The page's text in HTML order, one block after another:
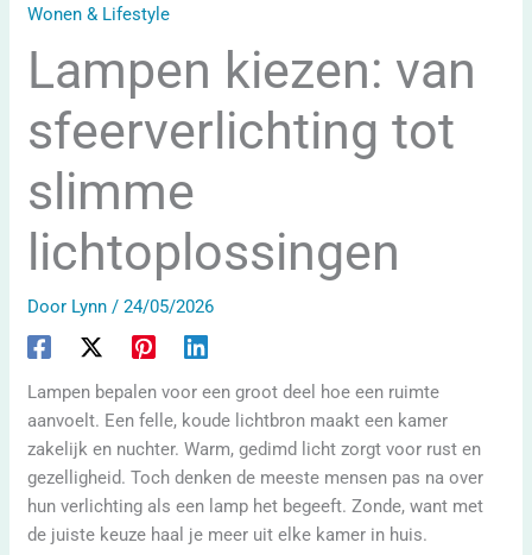
Wonen & Lifestyle
Lampen kiezen: van
sfeerverlichting tot
slimme
lichtoplossingen
Door Lynn /24/05/2026
Lampen bepalen voor een groot deel hoe een ruimte
aanvoelt. Een felle, koude lichtbron maakt een kamer
zakelijk en nuchter. Warm, gedimd licht zorgt voor rust en
gezelligheid. Toch denken de meeste mensen pas na over
hun verlichting als een lamp het begeeft. Zonde, want met
de juiste keuze haal je meer uit elke kamer in huis.